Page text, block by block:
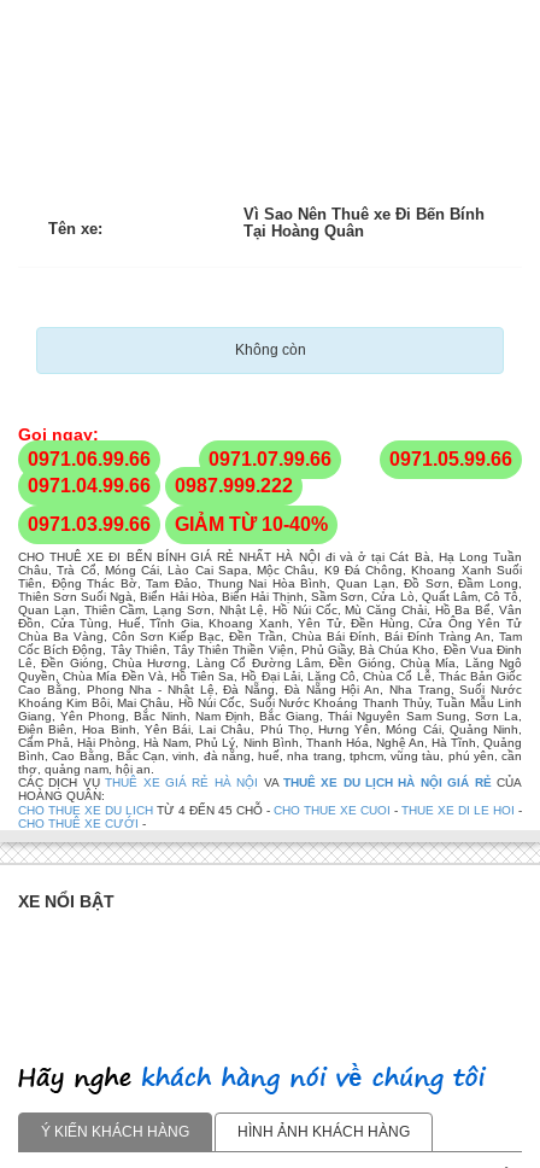
Tên xe:
Vì Sao Nên Thuê xe Đi Bến Bính
Tại Hoàng Quân
Không còn
Gọi ngay:
0971.06.99.66 0971.07.99.66
0971.05.99.66
0971.04.99.66
0987.999.222
0971.03.99.66
GIẢM TỪ 10-40%
CHO THUÊ XE ĐI BẾN BÍNH GIÁ RẺ NHẤT HÀ NỘI đi và ở tại Cát Bà, Hạ Long Tuần
Châu, Trà Cổ, Móng Cái, Lào Cai Sapa, Mộc Châu, K9 Đá Chông, Khoang Xanh Suối
Tiên, Động Thác Bờ, Tam Đảo, Thung Nai Hòa Bình, Quan Lạn, Đồ Sơn, Đầm Long,
Thiên Sơn Suối Ngà, Biển Hải Hòa, Biển Hải Thịnh, Sầm Sơn, Cửa Lò, Quất Lâm, Cô Tô,
Quan Lạn, Thiên Cầm, Lạng Sơn, Nhật Lệ, Hồ Núi Cốc, Mù Căng Chải, Hồ Ba Bể, Vân
Đồn, Cửa Tùng, Huế, Tĩnh Gia, Khoang Xanh, Yên Tử, Đền Hùng, Cửa Ông Yên Tử
Chùa Ba Vàng, Côn Sơn Kiếp Bạc, Đền Trần, Chùa Bái Đính, Bái Đính Tràng An, Tam
Cốc Bích Động, Tây Thiên, Tây Thiên Thiền Viện, Phủ Giầy, Bà Chúa Kho, Đền Vua Đinh
Lê, Đền Gióng, Chùa Hương, Làng Cổ Đường Lâm, Đền Gióng, Chùa Mía, Lăng Ngô
Quyền, Chùa Mía Đền Và, Hồ Tiên Sa, Hồ Đại Lải, Lăng Cô, Chùa Cổ Lễ, Thác Bản Giốc
Cao Bằng, Phong Nha - Nhật Lệ, Đà Nẵng, Đà Nẵng Hội An, Nha Trang, Suối Nước
Khoáng Kim Bôi, Mai Châu, Hồ Núi Cốc, Suối Nước Khoáng Thanh Thủy, Tuần Mẫu Linh
Giang, Yên Phong, Bắc Ninh, Nam Định, Bắc Giang, Thái Nguyên Sam Sung, Sơn La,
Điện Biên, Hoa Binh, Yên Bái, Lai Châu, Phú Thọ, Hưng Yên, Móng Cái, Quảng Ninh,
Cẩm Phả, Hải Phòng, Hà Nam, Phủ Lý, Ninh Bình, Thanh Hóa, Nghệ An, Hà Tĩnh, Quảng
Bình, Cao Bằng, Bắc Cạn, vinh, đà nẵng, huế, nha trang, tphcm, vũng tàu, phú yên, cần
thơ, quảng nam, hội an.
CÁC DỊCH VỤTHUÊ XE GIÁ RẺ HÀ NỘI VA THUÊ XE DU LỊCH HÀ NỘI GIÁ RẺ CỦA
HOÀNG QUÂN:
CHO THUE XE DU LICH TỪ 4 ĐẾN 45 CHỖ - CHO THUE XE CUOI - THUE XE DI LE HOI -
CHO THUÊ XE CƯỚI -
XE NỔI BẬT
Ý KIẾN KHÁCH HÀNG HÌNH ẢNH KHÁCH HÀNG